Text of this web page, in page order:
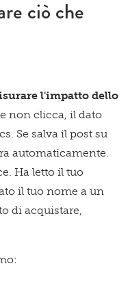
ciò che
l'impatto dello
non clicca, il dato
Se salva il post su
automaticamente.
Ha letto il tuo
il tuo nome a un
di acquistare,